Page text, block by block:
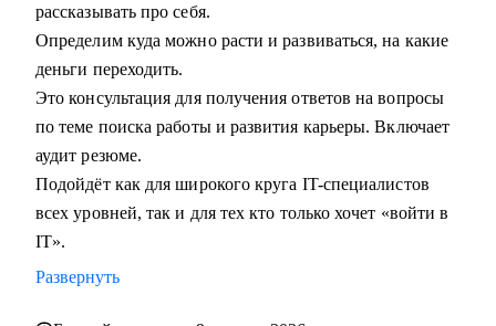
рассказывать про себя.
Определим куда можно расти и развиваться, на какие
деньги переходить.
Это консультация для получения ответов на вопросы
по теме поиска работы и развития карьеры. Включает
аудит резюме.
Подойдёт как для широкого круга IT-специалистов
всех уровней, так и для тех кто только хочет «войти в
IT».
Развернуть